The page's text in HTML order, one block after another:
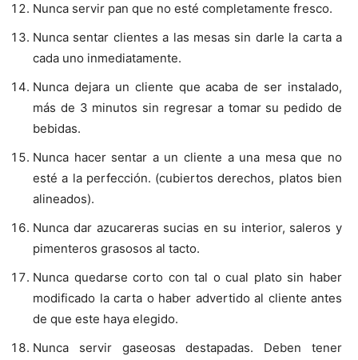
Nunca servir pan que no esté completamente fresco.
Nunca sentar clientes a las mesas sin darle la carta a
cada uno inmediatamente.
Nunca dejara un cliente que acaba de ser instalado,
más de 3 minutos sin regresar a tomar su pedido de
bebidas.
Nunca hacer sentar a un cliente a una mesa que no
esté a la perfección. (cubiertos derechos, platos bien
alineados).
Nunca dar azucareras sucias en su interior, saleros y
pimenteros grasosos al tacto.
Nunca quedarse corto con tal o cual plato sin haber
modificado la carta o haber advertido al cliente antes
de que este haya elegido.
Nunca servir gaseosas destapadas. Deben tener